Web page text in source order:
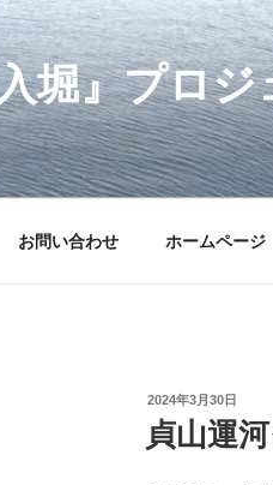
堀』プロジ
お問い合わせ ホームページ
投
日:
2024年3月30日
貞山運